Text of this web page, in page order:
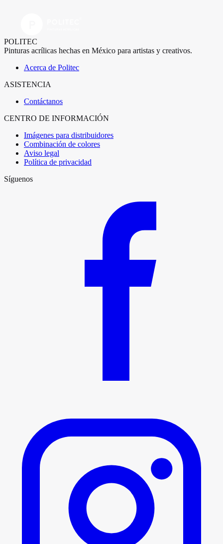
POLITEC
Pinturas acrílicas hechas en México para artistas y creativos.
Acerca de Politec
ASISTENCIA
Contáctanos
CENTRO DE INFORMACIÓN
Imágenes para distribuidores
Combinación de colores
Aviso legal
Política de privacidad
Síguenos